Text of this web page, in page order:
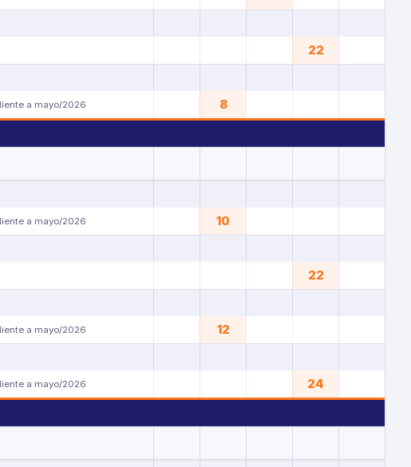
22
a mayo/2026 8
a mayo/2026 10
22
a mayo/2026 12
a mayo/2026 24